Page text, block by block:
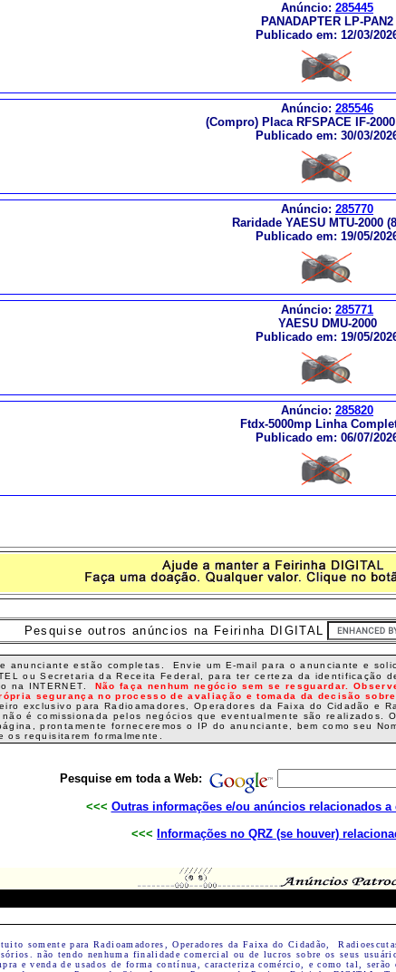
Anúncio: 285445
PANADAPTER LP-PAN2
Publicado em: 12/03/
Anúncio: 285546
(Compro) Placa RFSPACE IF-2000
Publicado em: 30/03/
Anúncio: 285770
Raridade YAESU MTU-2000
Publicado em: 19/05/
Anúncio: 285771
YAESU DMU-2000
Publicado em: 19/05/
Anúncio: 285820
Ftdx-5000mp Linha
Publicado em: 06/07/
Pesquise outros anúncios na Feirinha DIGITAL
anunciante estão completas. Envie um E-mail para o anunciante e
ou Secretaria da Receita Federal, para ter certeza da
na INTERNET. Não faça nenhum negócio sem se resguardar.
segurança no processo de avaliação e tomada da decisão
exclusivo para Radioamadores, Operadores da Faixa do Cidadão e
é comissionada pelos negócios que eventualmente são
prontamente forneceremos o IP do anunciante, bem como seu
requisitarem formalmente.
Pesquise em toda a Web:
<<< Outras informações e/ou anúncios relacionados a
<<< Informações no QRZ (se houver)
somente para Radioamadores, Operadores da Faixa do Cidadão,
não tendo nenhuma finalidade comercial ou de lucros sobre os seus
e venda de usados de forma contínua, caracteriza comércio, e como tal,